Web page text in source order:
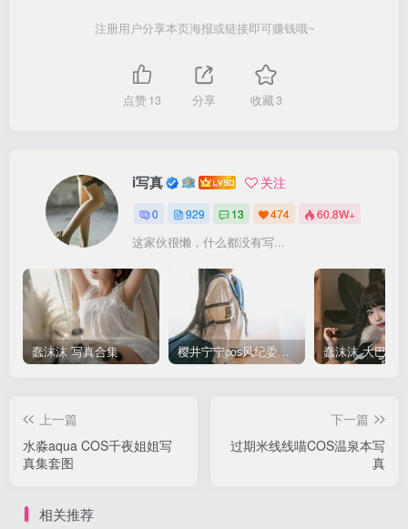
注册用户分享本页海报或链接即可赚钱哦~
点赞13 分享 收藏3
i写真 关注
0 929 13 474 60.8W+
这家伙很懒，什么都没有写...
蠢沫沫 写真合集 樱井宁宁cos风纪委员写真套图
上一篇
水淼aqua COS千夜姐姐写
真集套图
下一篇
过期米线线喵COS温泉本写
真
相关推荐